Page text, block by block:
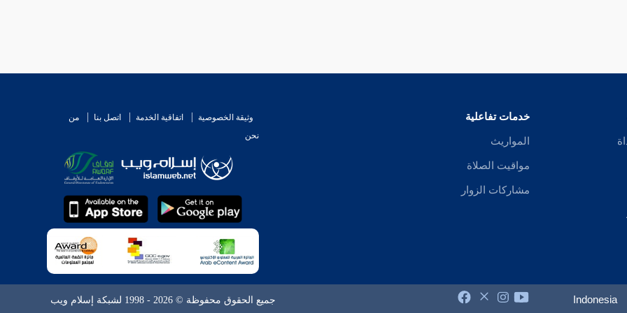
خدمات تفاعلية
المواريث
مواقيت الصلاة
مشاركات الزوار
وثيقة الخصوصية اتفاقية الخدمة اتصل بنا
من
نحن
Indonesia جميع الحقوق محفوظة © 2026 - 1998 لشبكة إسلام ويب